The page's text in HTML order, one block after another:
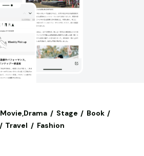
Movie,Drama Stage
Book
Travel Fashion